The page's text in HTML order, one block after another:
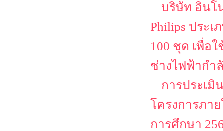
บริษัท อินโ
Philips ประเ
100 ชุด เพื่อ
ช่างไฟฟ้ากำ
การประเมิ
โครงการภา
การศึกษา